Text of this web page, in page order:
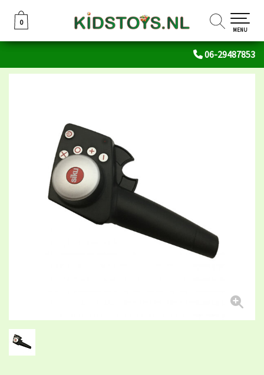
06-29487853
0
0
MENU